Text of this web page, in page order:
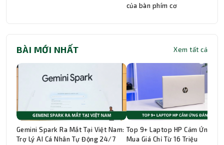
của bàn phím cơ
BÀI MỚI NHẤT Xem tất cả
Gemini Spark Ra Mắt Tại Việt Nam:
Trợ Lý AI Cá Nhân Tự Động 24/7
Top 9+ Laptop HP Cảm Ứng
Mua Giá Chỉ Từ 16 Triệu